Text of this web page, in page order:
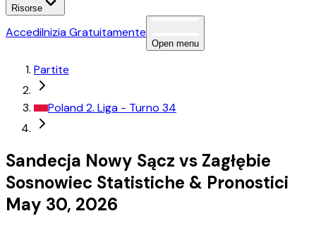
Risorse
AccediInizia Gratuitamente
Open menu
Partite
Poland2. Liga - Turno 34
Sandecja Nowy Sącz vs Zagłębie
Sosnowiec Statistiche & Pronostici
May 30, 2026